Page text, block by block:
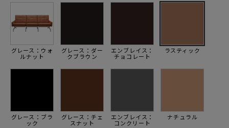
グレース：ウォ
ルナット
グレース：ブラ
ック
グレース：ダー
クブラウン
グレース：チェ
スナット
エンブレイス：
チョコレート
エンブレイス：
コンクリート
ラスティック
ナチュラル